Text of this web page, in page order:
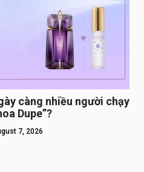
càng nhiều người chạy
Dupe”?
7, 2026